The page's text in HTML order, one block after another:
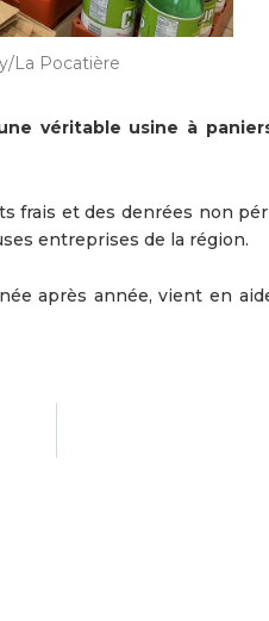
La Pocatière
véritable usine à
frais et des denrées non
entreprises de la région.
après année, vient en